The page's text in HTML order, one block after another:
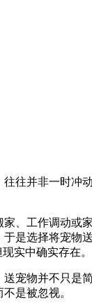
往并非一时
、工作调动
是选择将宠
实中确实存在。
宠物并不只
是被忽视。